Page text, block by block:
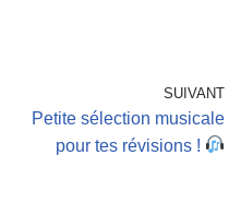
SUIVANT
Petite sélection musicale
pour tes révisions !